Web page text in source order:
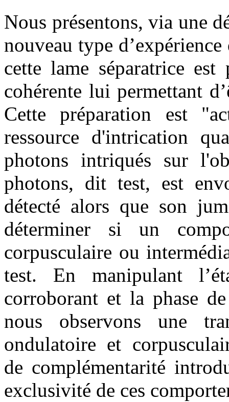
Nous présentons, via une
nouveau type
cette lame séparatrice est
cohérente lui permettant
Cette préparation est
ressource d'intrication
photons intriqués sur
photons, dit test, est
détecté alors que son
déterminer si un
corpusculaire ou
test. En manipulant
corroborant et la phase
nous observons une
ondulatoire et
de complémentarité
exclusivité de ces